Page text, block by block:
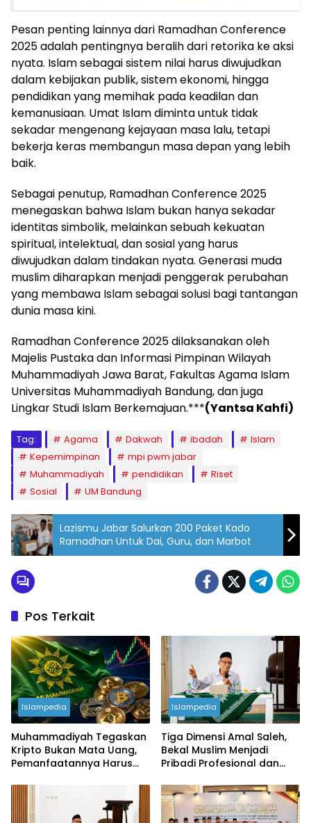
Pesan penting lainnya dari Ramadhan Conference
2025 adalah pentingnya beralih dari retorika ke aksi
nyata. Islam sebagai sistem nilai harus diwujudkan
dalam kebijakan publik, sistem ekonomi, hingga
pendidikan yang memihak pada keadilan dan
kemanusiaan. Umat Islam diminta untuk tidak
sekadar mengenang kejayaan masa lalu, tetapi
bekerja keras membangun masa depan yang lebih
baik.
Sebagai penutup, Ramadhan Conference 2025
menegaskan bahwa Islam bukan hanya sekadar
identitas simbolik, melainkan sebuah kekuatan
spiritual, intelektual, dan sosial yang harus
diwujudkan dalam tindakan nyata. Generasi muda
muslim diharapkan menjadi penggerak perubahan
yang membawa Islam sebagai solusi bagi tantangan
dunia masa kini.
Ramadhan Conference 2025 dilaksanakan oleh
Majelis Pustaka dan Informasi Pimpinan Wilayah
Muhammadiyah Jawa Barat, Fakultas Agama Islam
Universitas Muhammadiyah Bandung, dan juga
Lingkar Studi Islam Berkemajuan.***(Yantsa Kahfi)
Tag: Agama Dakwah ibadah
Islam
Kepemimpinan
mpi pwm jabar
Muhammadiyah
pendidikan
Riset
Sosial
UM Bandung
Lazismu Jabar Salurkan 200 Paket Kado
Ramadhan Untuk Dai, Guru, dan Marbot
Pos Terkait
Islampedia
Muhammadiyah Tegaskan
Kripto Bukan Mata Uang,
Pemanfaatannya Harus
Islampedia
Tiga Dimensi Amal Saleh,
Bekal Muslim Menjadi
Pribadi Profesional dan